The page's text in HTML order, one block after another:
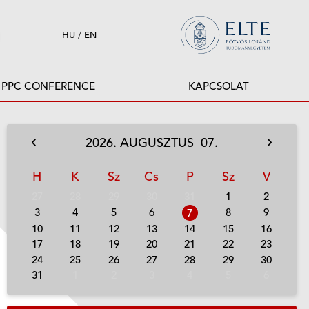
HU / EN
PPC CONFERENCE KAPCSOLAT
2026. AUGUSZTUS 07.
H K Sz Cs P Sz V
1
2
3
4 5 6 7 8
9
10
11 12 13 14 15
16
17
18 19 20 21 22
23
24
25 26 27 28 29
30
31